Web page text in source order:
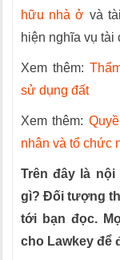
hữu nhà ở và
hiện nghĩa vụ tài
Xem thêm:
sử dụng đất
Xem thêm:
nhân và tổ chức
Trên đây là
gì? Đối tượng
tới bạn đọc.
cho Lawkey để